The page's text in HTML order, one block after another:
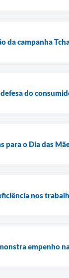
da campanha
do
para o Dia das
nos
empenho